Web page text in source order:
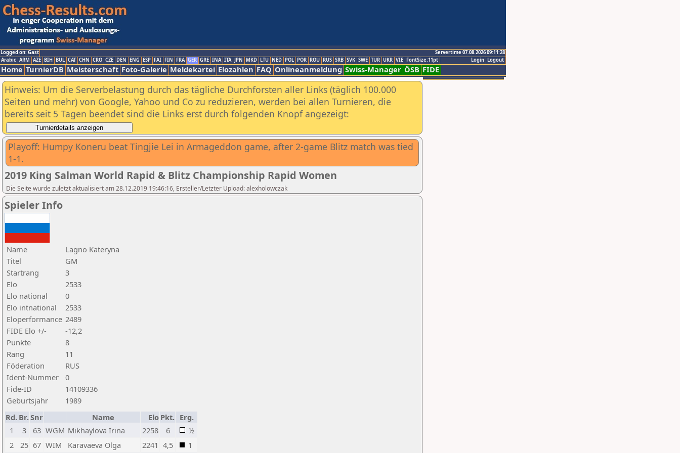
Logged on: Gast
Servertime 07.08.2026 09:11:28
Logout
Login
Arabic ARM AZE BIH BUL CAT CHN CRO CZE DEN ENG ESP FAI FIN FRA GER GRE INA ITA JPN MKD LTU NED POL POR ROU RUS SRB SVK SWE TUR UKR VIE FontSize:11pt
Home TurnierDB Meisterschaft Foto-Galerie Meldekartei Elozahlen FAQ Onlineanmeldung Swiss-Manager ÖSB FIDE
Hinweis: Um die Serverbelastung durch das tägliche Durchforsten aller Links (täglich 100.000
Seiten und mehr) von Google, Yahoo und Co zu reduzieren, werden bei allen Turnieren, die
bereits seit 5 Tagen beendet sind die Links erst durch folgenden Knopf angezeigt:
Playoff: Humpy Koneru beat Tingjie Lei in Armageddon game, after 2-game Blitz match was tied
1-1.
2019 King Salman World Rapid & Blitz Championship Rapid Women
Die Seite wurde zuletzt aktualisiert am 28.12.2019 19:46:16, Ersteller/Letzter Upload: alexholowczak
Spieler Info
Name
Lagno Kateryna
Titel
GM
Startrang
3
Elo
2533
Elo national
0
Elo intnational
2533
Eloperformance 2489
FIDE Elo +/-
-12,2
Punkte
8
Rang
11
Föderation
RUS
Ident-Nummer
0
Fide-ID
14109336
Geburtsjahr
1989
Rd. Br.Snr Name Elo Pkt. Erg.
1
3 63 WGM Mikhaylova Irina 2258 6
½
2
25 67 WIM Karavaeva Olga 2241 4,5 1